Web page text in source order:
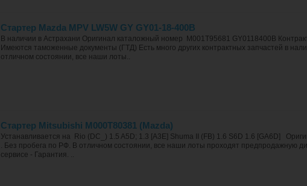
Стартер Mazda MPV LW5W GY GY01-18-400B
В наличии в Астрахани Оригинал каталожный номер M001T95681 GY0118400B
Имеются таможенные документы (ГТД) Есть много других контрактных запчастей в
отличном состоянии, все наши лоты..
Стартер Mitsubishi M000T80381 (Mazda)
Устанавливается на Rio (DC_) 1.5 A5D; 1.3 [A3E] Shuma II (FB) 1.6 S6D 1.6 [GA6D]
. Без пробега по РФ. В отличном состоянии, все наши лоты проходят предпродажную
сервисе - Гарантия. ..